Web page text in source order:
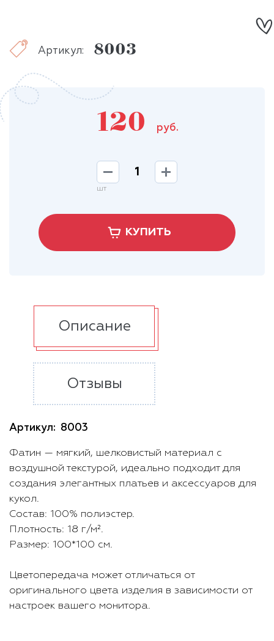
Артикул: 8003
120 руб.
шт
КУПИТЬ
Описание
Отзывы
Артикул: 8003
Фатин — мягкий, шелковистый материал с
воздушной текстурой, идеально подходит для
создания элегантных платьев и аксессуаров для
кукол.
Состав: 100% полиэстер.
Плотность: 18 г/м².
Размер: 100*100 см.
Цветопередача может отличаться от
оригинального цвета изделия в зависимости от
настроек вашего монитора.